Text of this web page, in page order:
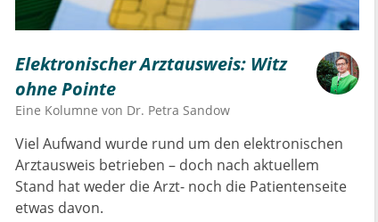
Elektronischer Arztausweis: Witz
ohne Pointe
Eine Kolumne von Dr. Petra Sandow
Viel Aufwand wurde rund um den elektronischen
Arztausweis betrieben – doch nach aktuellem
Stand hat weder die Arzt- noch die Patientenseite
etwas davon.